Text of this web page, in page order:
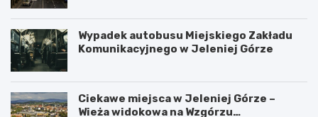
Wypadek autobusu Miejskiego Zakładu
Komunikacyjnego w Jeleniej Górze
Ciekawe miejsca w Jeleniej Górze –
Wieża widokowa na Wzgórzu